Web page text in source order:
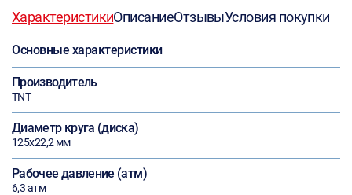
ХарактеристикиОписаниеОтзывыУсловия покупки
Основные характеристики
Производитель
TNT
Диаметр круга (диска)
125х22,2 мм
Рабочее давление (атм)
6,3 атм